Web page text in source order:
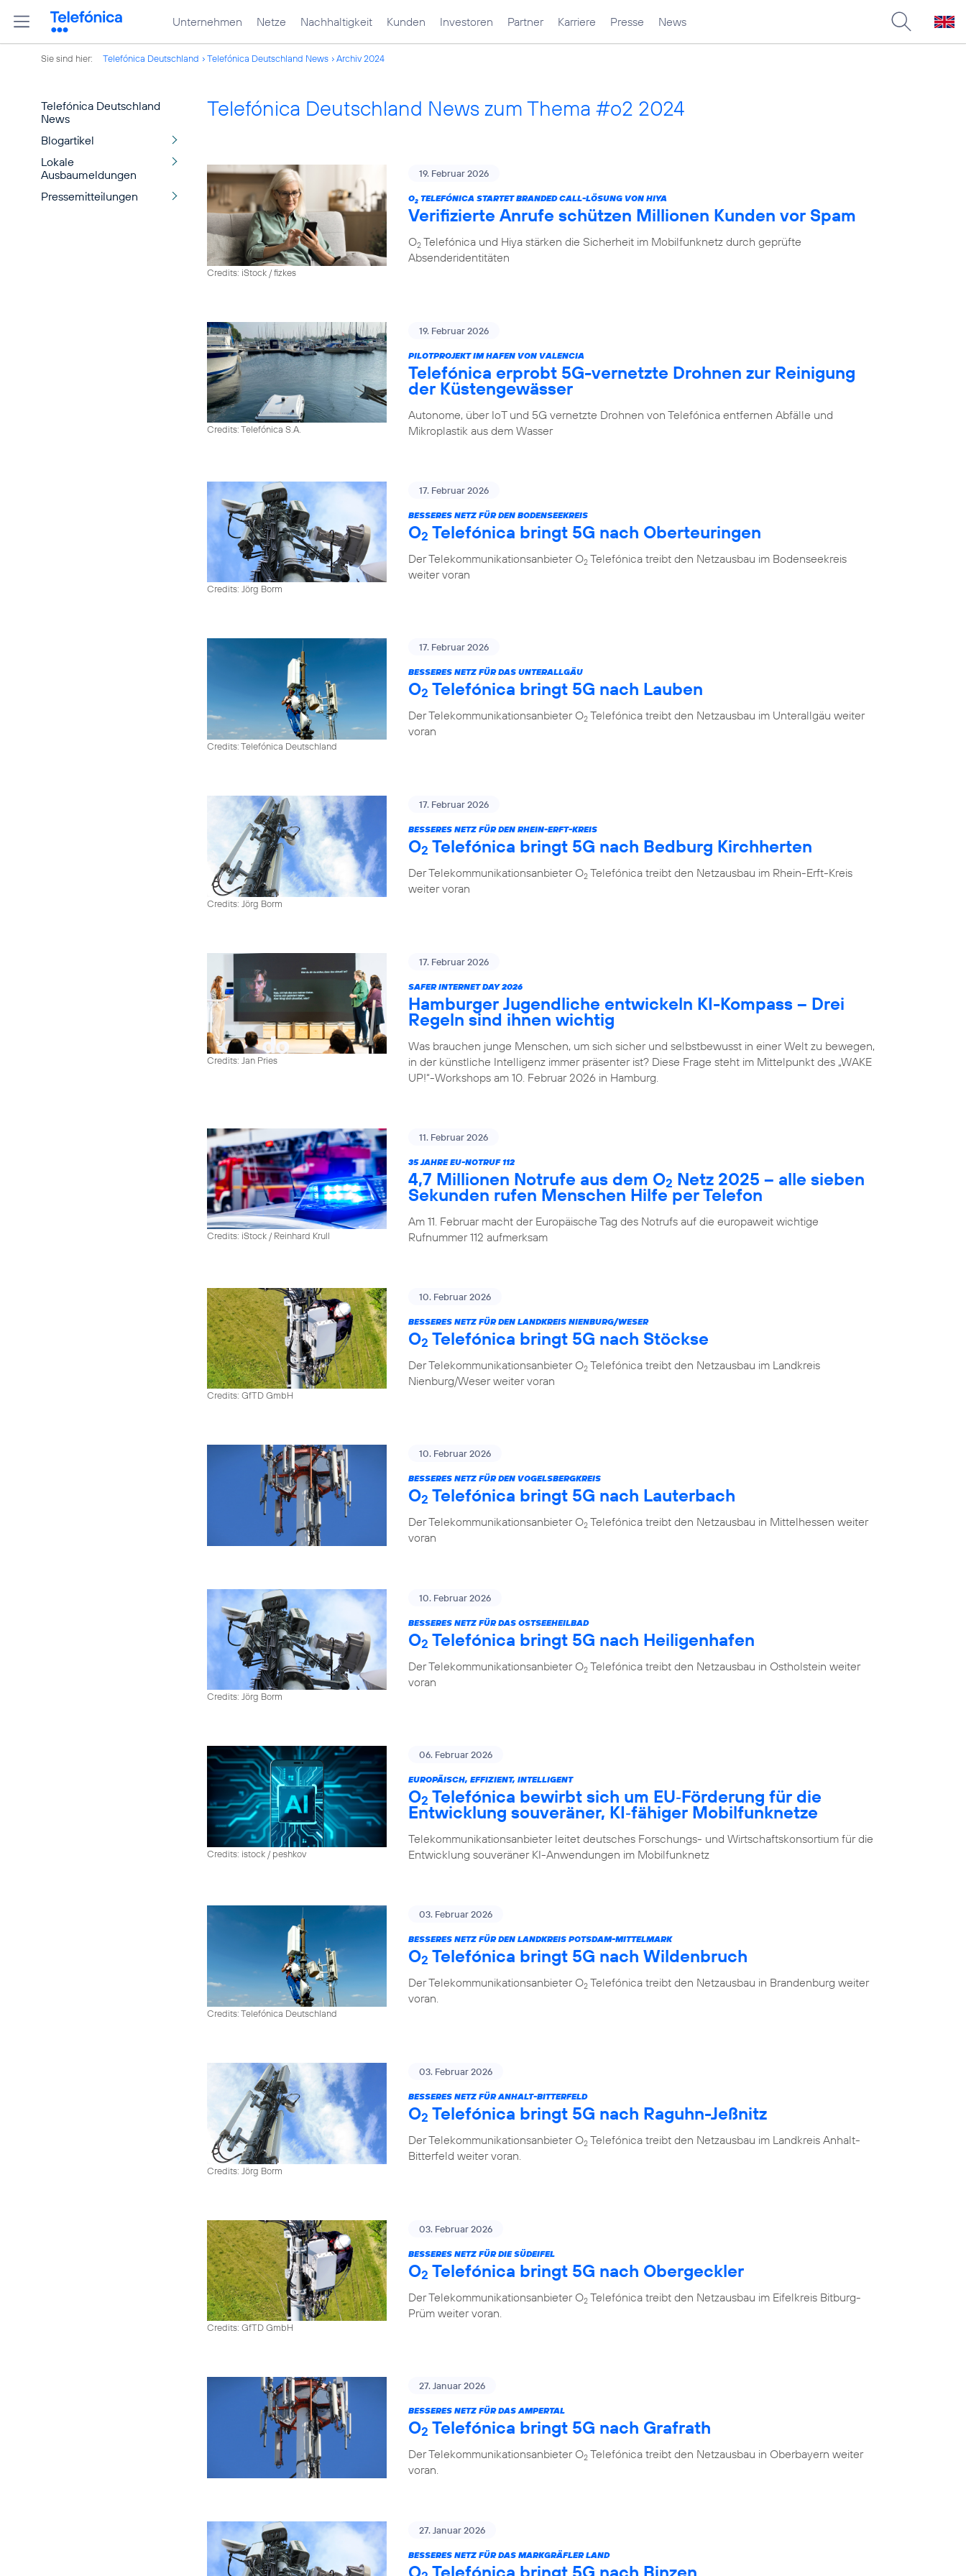
Unternehmen Netze Nachhaltigkeit Kunden Investoren Partner Karriere Presse News
Sie sind hier: Telefónica Deutschland Telefónica Deutschland News Archiv 2024
Telefónica Deutschland
News
Blogartikel
Lokale
Ausbaumeldungen
Pressemitteilungen
Telefónica Deutschland News zum Thema #o2 2024
Credits: iStock / fizkes
19. Februar 2026
O2 TELEFÓNICA STARTET BRANDED CALL-LÖSUNG VON HIYA
Verifizierte Anrufe schützen Millionen Kunden vor Spam
O2 Telefónica und Hiya stärken die Sicherheit im Mobilfunknetz durch geprüfte
Absenderidentitäten
Credits: Telefónica S.A.
19. Februar 2026
PILOTPROJEKT IM HAFEN VON VALENCIA
Telefónica erprobt 5G-vernetzte Drohnen zur Reinigung
der Küstengewässer
Autonome, über IoT und 5G vernetzte Drohnen von Telefónica entfernen Abfälle und
Mikroplastik aus dem Wasser
Credits: Jörg Borm
17. Februar 2026
BESSERES NETZ FÜR DEN BODENSEEKREIS
O2 Telefónica bringt 5G nach Oberteuringen
Der Telekommunikationsanbieter O2 Telefónica treibt den Netzausbau im Bodenseekreis
weiter voran
Credits: Telefónica Deutschland
17. Februar 2026
BESSERES NETZ FÜR DAS UNTERALLGÄU
O2 Telefónica bringt 5G nach Lauben
Der Telekommunikationsanbieter O2 Telefónica treibt den Netzausbau im Unterallgäu weiter
voran
Credits: Jörg Borm
17. Februar 2026
BESSERES NETZ FÜR DEN RHEIN-ERFT-KREIS
O2 Telefónica bringt 5G nach Bedburg Kirchherten
Der Telekommunikationsanbieter O2 Telefónica treibt den Netzausbau im Rhein-Erft-Kreis
weiter voran
Credits: Jan Pries
17. Februar 2026
SAFER INTERNET DAY 2026
Hamburger Jugendliche entwickeln KI-Kompass – Drei
Regeln sind ihnen wichtig
Was brauchen junge Menschen, um sich sicher und selbstbewusst in einer Welt zu bewegen,
in der künstliche Intelligenz immer präsenter ist? Diese Frage steht im Mittelpunkt des „WAKE
UP!“-Workshops am 10. Februar 2026 in Hamburg.
Credits: iStock / Reinhard Krull
11. Februar 2026
35 JAHRE EU-NOTRUF 112
4,7 Millionen Notrufe aus dem O2 Netz 2025 – alle sieben
Sekunden rufen Menschen Hilfe per Telefon
Am 11. Februar macht der Europäische Tag des Notrufs auf die europaweit wichtige
Rufnummer 112 aufmerksam
Credits: GfTD GmbH
10. Februar 2026
BESSERES NETZ FÜR DEN LANDKREIS NIENBURG/WESER
O2 Telefónica bringt 5G nach Stöckse
Der Telekommunikationsanbieter O2 Telefónica treibt den Netzausbau im Landkreis
Nienburg/Weser weiter voran
10. Februar 2026
BESSERES NETZ FÜR DEN VOGELSBERGKREIS
O2 Telefónica bringt 5G nach Lauterbach
Der Telekommunikationsanbieter O2 Telefónica treibt den Netzausbau in Mittelhessen weiter
voran
Credits: Jörg Borm
10. Februar 2026
BESSERES NETZ FÜR DAS OSTSEEHEILBAD
O2 Telefónica bringt 5G nach Heiligenhafen
Der Telekommunikationsanbieter O2 Telefónica treibt den Netzausbau in Ostholstein weiter
voran
Credits: istock / peshkov
06. Februar 2026
EUROPÄISCH, EFFIZIENT, INTELLIGENT
O2 Telefónica bewirbt sich um EU‑Förderung für die
Entwicklung souveräner, KI‑fähiger Mobilfunknetze
Telekommunikationsanbieter leitet deutsches Forschungs- und Wirtschaftskonsortium für die
Entwicklung souveräner KI-Anwendungen im Mobilfunknetz
Credits: Telefónica Deutschland
03. Februar 2026
BESSERES NETZ FÜR DEN LANDKREIS POTSDAM-MITTELMARK
O2 Telefónica bringt 5G nach Wildenbruch
Der Telekommunikationsanbieter O2 Telefónica treibt den Netzausbau in Brandenburg weiter
voran.
Credits: Jörg Borm
03. Februar 2026
BESSERES NETZ FÜR ANHALT-BITTERFELD
O2 Telefónica bringt 5G nach Raguhn-Jeßnitz
Der Telekommunikationsanbieter O2 Telefónica treibt den Netzausbau im Landkreis Anhalt-
Bitterfeld weiter voran.
Credits: GfTD GmbH
03. Februar 2026
BESSERES NETZ FÜR DIE SÜDEIFEL
O2 Telefónica bringt 5G nach Obergeckler
Der Telekommunikationsanbieter O2 Telefónica treibt den Netzausbau im Eifelkreis Bitburg-
Prüm weiter voran.
27. Januar 2026
BESSERES NETZ FÜR DAS AMPERTAL
O2 Telefónica bringt 5G nach Grafrath
Der Telekommunikationsanbieter O2 Telefónica treibt den Netzausbau in Oberbayern weiter
voran.
27. Januar 2026
BESSERES NETZ FÜR DAS MARKGRÄFLER LAND
O Telefónica bringt 5G nach Binzen